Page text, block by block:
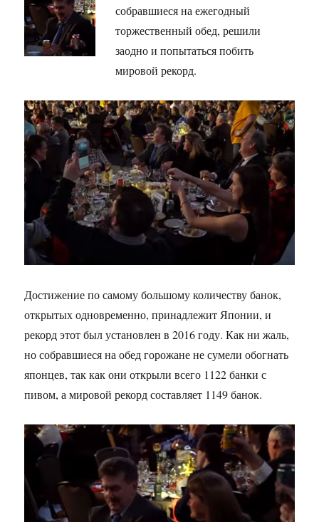
собравшиеся на ежегодный
торжественный обед, решили
заодно и попытаться побить
мировой рекорд.
Достижение по самому большому количеству банок,
открытых одновременно, принадлежит Японии, и
рекорд этот был установлен в 2016 году. Как ни жаль,
но собравшиеся на обед горожане не сумели обогнать
японцев, так как они открыли всего 1122 банки с
пивом, а мировой рекорд составляет 1149 банок.